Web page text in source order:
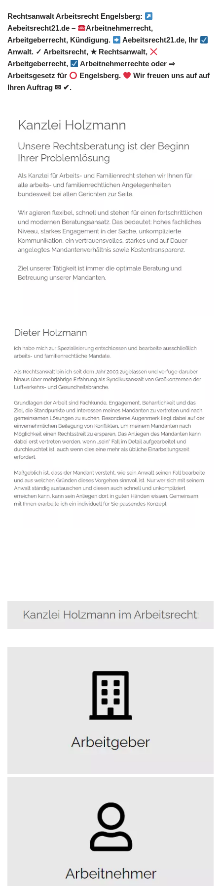
Rechtsanwalt Arbeitsrecht Engelsberg:
Aebeitsrecht21.de –
Arbeitnehmerrecht,
Arbeitgeberrecht, Kündigung.
Aebeitsrecht21.de, Ihr
Anwalt. ✓ Arbeitsrecht, ★ Rechtsanwalt,
Arbeitgeberrecht,
Arbeitnehmerrechte oder ⇒
Arbeitsgesetz für
Engelsberg.
Wir freuen uns auf auf
Ihren Auftrag ✉ ✔.